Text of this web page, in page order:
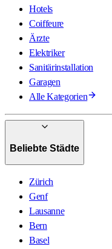
Hotels
Coiffeure
Ärzte
Elektriker
Sanitärinstallation
Garagen
Alle Kategorien
Beliebte Städte
Zürich
Genf
Lausanne
Bern
Basel